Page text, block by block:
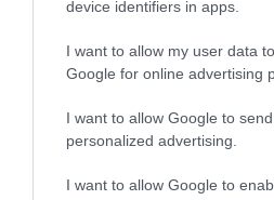
device identifiers in apps.
I want to allow my user data
Google for online advertising
I want to allow Google to
personalized advertising.
I want to allow Google to